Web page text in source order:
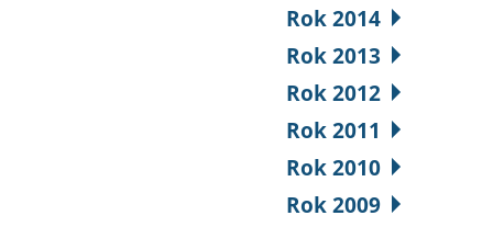
Rok 2014
Rok 2013
Rok 2012
Rok 2011
Rok 2010
Rok 2009